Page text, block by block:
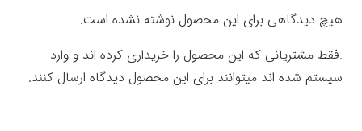
هیچ دیدگاهی برای این محصول نوشته نشده است.
.فقط مشتریانی که این محصول را خریداری کرده اند و وارد
سیستم شده اند میتوانند برای این محصول دیدگاه ارسال کنند.